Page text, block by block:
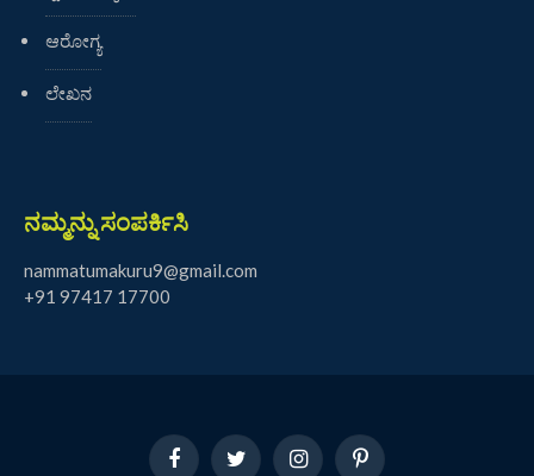
ಆರೋಗ್ಯ
ಲೇಖನ
ನಮ್ಮನ್ನು ಸಂಪರ್ಕಿಸಿ
nammatumakuru9@gmail.com
+91 97417 17700
FacebookTwitter InstagramPinterest